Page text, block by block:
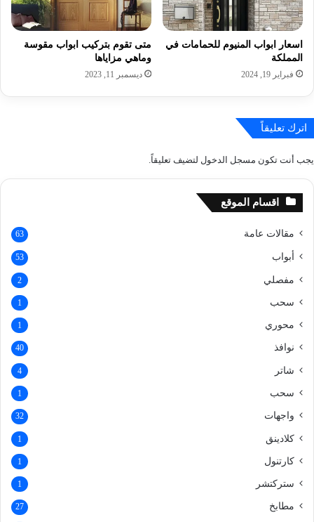
اسعار ابواب المنيوم للحمامات في
المملكة
فبراير 19, 2024
متى تقوم بتركيب ابواب مقوسة
وماهي مزاياها
ديسمبر 11, 2023
اترك تعليقاً
يجب أنت تكون مسجل الدخول لتضيف تعليقاً.
اقسام الموقع
مقالات عامة 63
أبواب 53
مفصلي 2
سحب 1
محوري 1
نوافذ 40
شاتر 4
سحب 1
واجهات 32
كلادينق 1
كارتنول 1
ستركتشر 1
مطابخ 27